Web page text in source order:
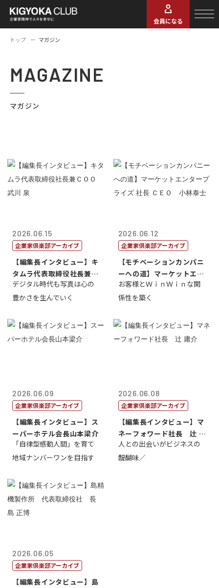
会員になる
トップ マガジン
MAGAZINE
マガジン
2026.06.15
企業家倶楽部アーカイブ
【編集長インタビュー】キ
タムラ代表取締役社長兼Ｃ
ＯＯ 武川 ...
デジタル時代も写真は心の
豊かさを生んでいく
2026.06.12
企業家倶楽部アーカイブ
【モチベーションカンパニ
ーへの道】マーケットエン
タープライズ...
お客様とＷｉｎＷｉｎな関
係性を築く
2026.06.09
企業家倶楽部アーカイブ
【編集長インタビュー】ス
ーパーホテル会長山本梁介
「自律型感動人間」を育て
地域ナンバーワンを目指す
2026.06.08
企業家倶楽部アーカイブ
【編集長インタビュー】マ
ネーフォワード社長 辻 庸
介
人との出会いがビジネスの
醍醐味／
2026.06.05
企業家倶楽部アーカイブ
【編集長インタビュー】島